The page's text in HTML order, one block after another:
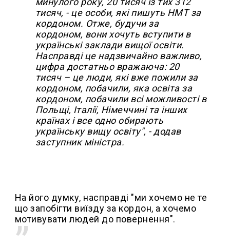
тисяч, - це особи, які пишуть НМТ за
кордоном. Отже, будучи за
кордоном, вони хочуть вступити в
українські заклади вищої освіти.
Насправді це надзвичайно важливо,
цифра достатньо вражаюча: 20
тисяч – це люди, які вже пожили за
кордоном, побачили, яка освіта за
кордоном, побачили всі можливості в
Польщі, Італії, Німеччині та інших
країнах і все одно обирають
українську вищу освіту", - додав
заступник міністра.
На його думку, насправді "ми хочемо не те
що запобігти виїзду за кордон, а хочемо
мотивувати людей до повернення".